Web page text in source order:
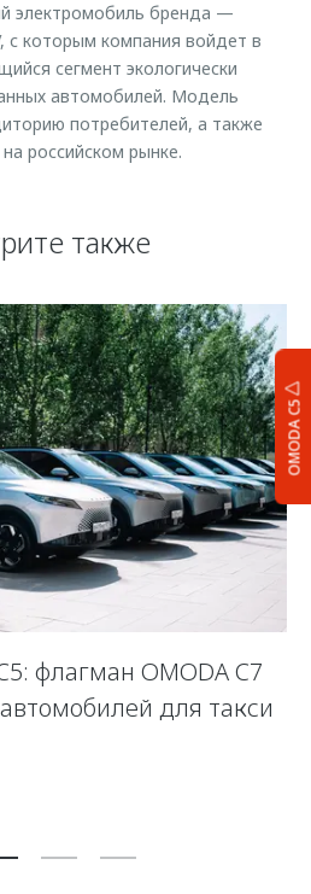
OMODA C5
электромобиль бренда —
с которым компания войдет в
сегмент экологически
автомобилей. Модель
потребителей, а также
российском рынке.
также
флагман OMODA C7
для такси